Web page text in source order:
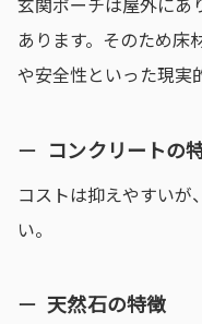
あります。そのため床
や安全性といった現実
コンクリートの
コストは抑えやすいが
い。
天然石の特徴